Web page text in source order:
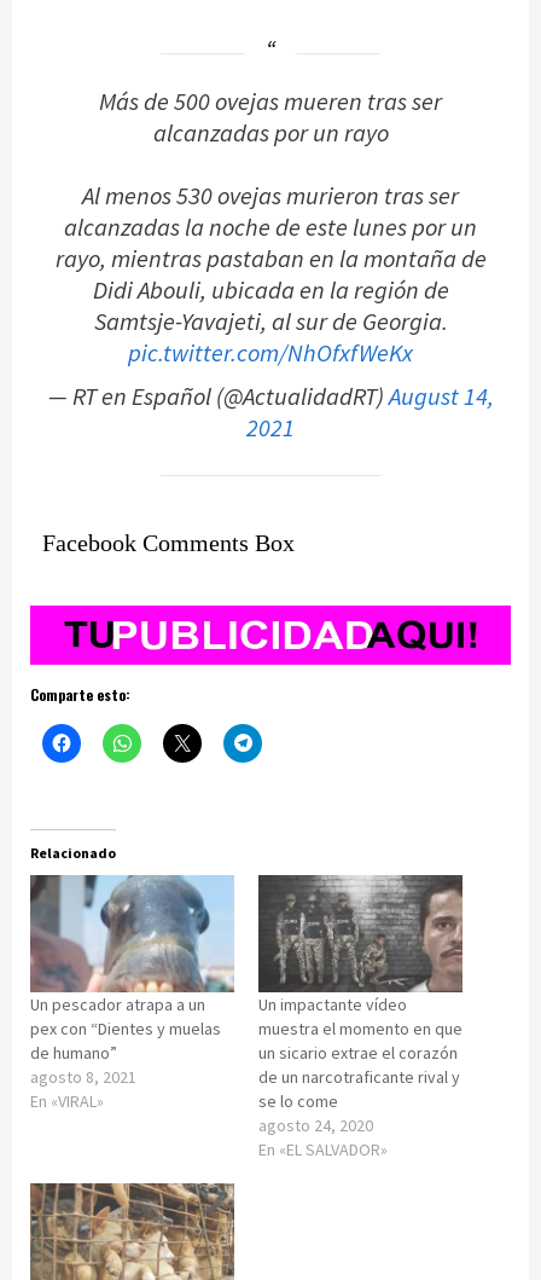
Más de 500 ovejas mueren tras ser
alcanzadas por un rayo
Al menos 530 ovejas murieron tras ser
alcanzadas la noche de este lunes por un
rayo, mientras pastaban en la montaña de
Didi Abouli, ubicada en la región de
Samtsje-Yavajeti, al sur de Georgia.
pic.twitter.com/NhOfxfWeKx
— RT en Español (@ActualidadRT)August 14,
2021
Facebook Comments Box
Comparte esto:
Relacionado
Un pescador atrapa a un
pex con “Dientes y muelas
de humano”
agosto 8, 2021
En «VIRAL»
Un impactante vídeo
muestra el momento en que
un sicario extrae el corazón
de un narcotraficante rival y
se lo come
agosto 24, 2020
En «EL SALVADOR»